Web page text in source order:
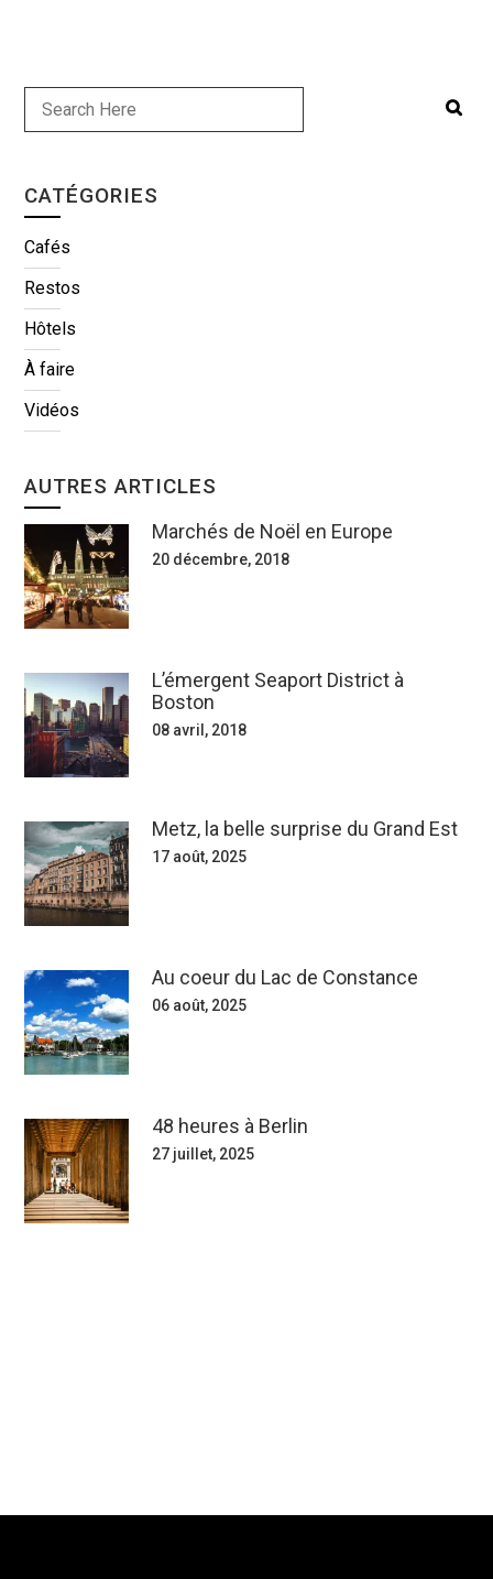
CATÉGORIES
Cafés
Restos
Hôtels
À faire
Vidéos
AUTRES ARTICLES
Marchés de Noël en Europe
20 décembre, 2018
L’émergent Seaport District à
Boston
08 avril, 2018
Metz, la belle surprise du Grand Est
17 août, 2025
Au coeur du Lac de Constance
06 août, 2025
48 heures à Berlin
27 juillet, 2025